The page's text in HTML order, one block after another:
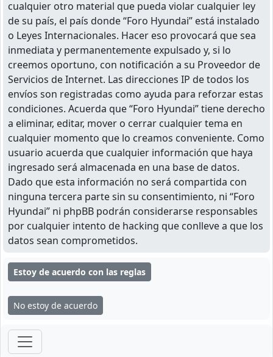
cualquier otro material que pueda violar cualquier ley
de su país, el país donde “Foro Hyundai” está instalado
o Leyes Internacionales. Hacer eso provocará que sea
inmediata y permanentemente expulsado y, si lo
creemos oportuno, con notificación a su Proveedor de
Servicios de Internet. Las direcciones IP de todos los
envíos son registradas como ayuda para reforzar estas
condiciones. Acuerda que “Foro Hyundai” tiene derecho
a eliminar, editar, mover o cerrar cualquier tema en
cualquier momento que lo creamos conveniente. Como
usuario acuerda que cualquier información que haya
ingresado será almacenada en una base de datos.
Dado que esta información no será compartida con
ninguna tercera parte sin su consentimiento, ni “Foro
Hyundai” ni phpBB podrán considerarse responsables
por cualquier intento de hacking que conlleve a que los
datos sean comprometidos.